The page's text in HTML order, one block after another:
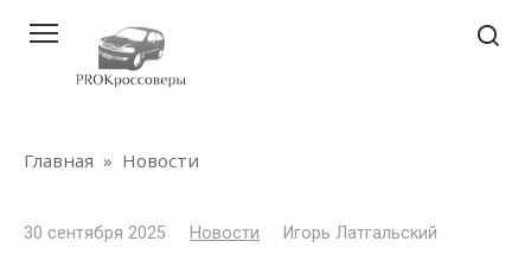
контенту
Главная » Новости
30 сентября 2025 Новости Игорь Латгальский